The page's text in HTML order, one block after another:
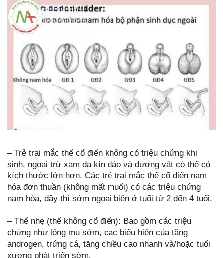
– Trẻ trai mắc thể cổ điển không có triệu chứng khi
sinh, ngoại trừ xạm da kín đáo và dương vật có thể có
kích thước lớn hơn. Các trẻ trai mắc thể cổ điển nam
hóa đơn thuần (không mất muối) có các triệu chứng
nam hóa, dậy thì sớm ngoại biên ở tuổi từ 2 đến 4 tuổi.
– Thể nhẹ (thể không cổ điển): Bao gồm các triệu
chứng như lông mu sớm, các biểu hiện của tăng
androgen, trứng cá, tăng chiều cao nhanh và/hoặc tuổi
xương phát triển sớm.